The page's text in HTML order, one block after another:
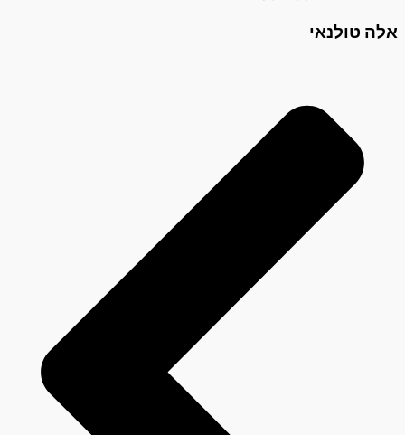
אלה טולנאי